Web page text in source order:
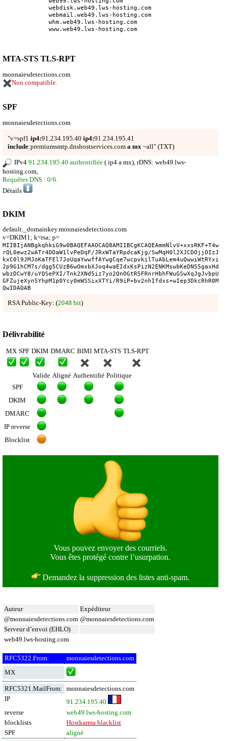
webdisk.web49.lws-hosting.com
webmail.web49.lws-hosting.com
whm.web49.lws-hosting.com
www.web49.lws-hosting.com
MTA-STS TLS-RPT
monnaiesdetections.com
Non compatible.
SPF
monnaiesdetections.com
"v=spf1 ip4:91.234.195.40 ip4:91.234.195.41
include:premiumsmtp.dnshostservices.com a mx ~all" (TXT)
IPv4 91.234.195.40 authentifiée ( ip4 a mx), rDNS: web49.lws-
hosting.com,
Requêtes DNS : 0/6.
Détails
DKIM
default._domainkey.monnaiesdetections.com
v=DKIM1; k=rsa; p=
rQL0ewz2wATr4DDaW1lvPeDqF/JRxWTaYRpdcaKjg/
2p9G1hCM7s/
wbzDCwY8/uYQSePXI/
GFZujeXyn5YhpM1p0Ycy0mWSSixXTYi/
QwIDAQAB
RSA Public-Key: (2048 bit)
Délivrabilité
MX SPF DKIM DMARC BIMI MTA-STS TLS-RPT
Valide Aligné Authentifié Politique
SPF
DKIM
DMARC
IP reverse
Blocklist
Vous pouvez envoyer des courriels.
Vous êtes protégé contre l’usurpation.
Demandez la suppression des listes anti-spam.
Auteur
Expéditeur
@monnaiesdetections.com @monnaiesdetections.com
Serveur d’envoi (EHLO)
web49.lws-hosting.com
RFC5322.From:
monnaiesdetections.com
MX
RFC5321.MailFrom: monnaiesdetections.com
IP
91.234.195.40
reverse
web49.lws-hosting.com
blocklists
Hostkarma blacklist
SPF
aligné